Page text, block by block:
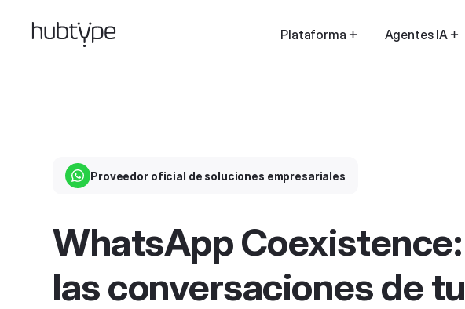
Plataforma Agentes IA
Proveedor oficial de soluciones empresariales
WhatsApp Coexistence:
las conversaciones de tu